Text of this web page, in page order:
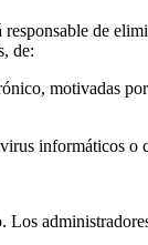
de
de:
motivadas
informáticos o
Los